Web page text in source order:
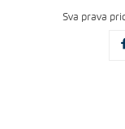
Sva prava